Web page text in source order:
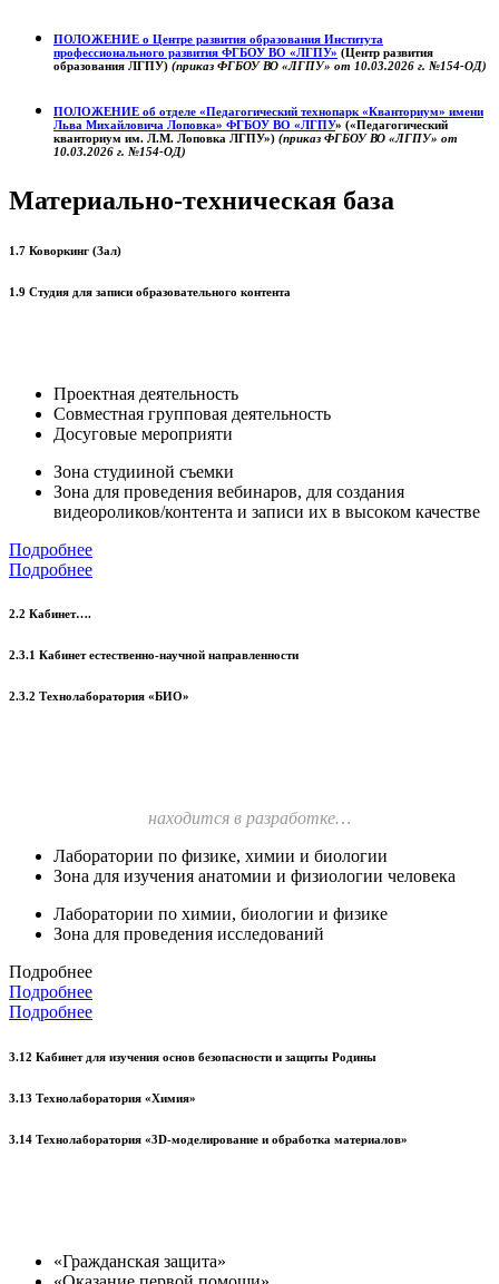
ПОЛОЖЕНИЕ о Центре развития образования Института
профессионального развития ФГБОУ ВО «ЛГПУ» (Центр развития
образования ЛГПУ) (приказ ФГБОУ ВО «ЛГПУ» от 10.03.2026 г. №154-ОД)
ПОЛОЖЕНИЕ об отделе «Педагогический технопарк «Кванториум» имени
Льва Михайловича Лоповка» ФГБОУ ВО «ЛГПУ» («Педагогический
кванториум им. Л.М. Лоповка ЛГПУ») (приказ ФГБОУ ВО «ЛГПУ» от
10.03.2026 г. №154-ОД)
Материально-техническая база
1.7 Коворкинг (Зал)
1.9 Студия для записи образовательного контента
Проектная деятельность
Совместная групповая деятельность
Досуговые мероприяти
Зона студииной съемки
Зона для проведения вебинаров, для создания
видеороликов/контента и записи их в высоком качестве
Подробнее
Подробнее
2.2 Кабинет….
2.3.1 Кабинет естественно-научной направленности
2.3.2 Технолаборатория «БИО»
находится в разработке…
Лаборатории по физике, химии и биологии
Зона для изучения анатомии и физиологии человека
Лаборатории по химии, биологии и физике
Зона для проведения исследований
Подробнее
Подробнее
Подробнее
3.12 Кабинет для изучения основ безопасности и защиты Родины
3.13 Технолаборатория «Химия»
3.14 Технолаборатория «3D-моделирование и обработка материалов»
«Гражданская защита»